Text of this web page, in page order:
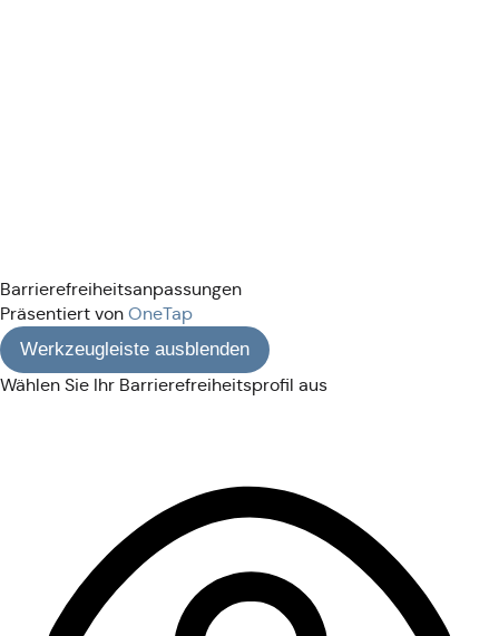
Barrierefreiheitsanpassungen
Präsentiert von OneTap
Werkzeugleiste ausblenden
Wählen Sie Ihr Barrierefreiheitsprofil aus